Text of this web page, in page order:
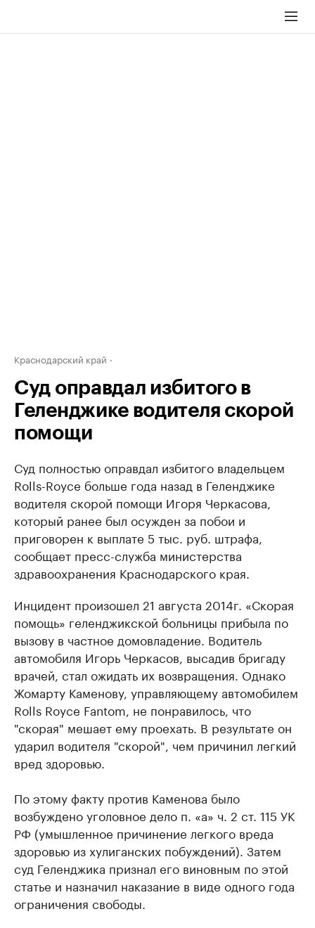
Краснодарский край
Суд оправдал избитого в
Геленджике водителя скорой
помощи
Суд полностью оправдал избитого владельцем
Rolls-Royce больше года назад в Геленджике
водителя скорой помощи Игоря Черкасова,
который ранее был осужден за побои и
приговорен к выплате 5 тыс. руб. штрафа,
сообщает пресс-служба министерства
здравоохранения Краснодарского края.
Инцидент произошел 21 августа 2014г. «Скорая
помощь» геленджикской больницы прибыла по
вызову в частное домовладение. Водитель
автомобиля Игорь Черкасов, высадив бригаду
врачей, стал ожидать их возвращения. Однако
Жомарту Каменову, управляющему автомобилем
Rolls Royce Fantom, не понравилось, что
"скорая" мешает ему проехать. В результате он
ударил водителя "скорой", чем причинил легкий
вред здоровью.
По этому факту против Каменова было
возбуждено уголовное дело п. «а» ч. 2 ст. 115 УК
РФ (умышленное причинение легкого вреда
здоровью из хулиганских побуждений). Затем
суд Геленджика признал его виновным по этой
статье и назначил наказание в виде одного года
ограничения свободы.